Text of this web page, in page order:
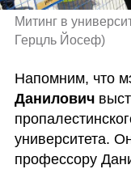
Митинг в
Герцль Йосеф)
Напомним, что
Данилович
университета.
профессору